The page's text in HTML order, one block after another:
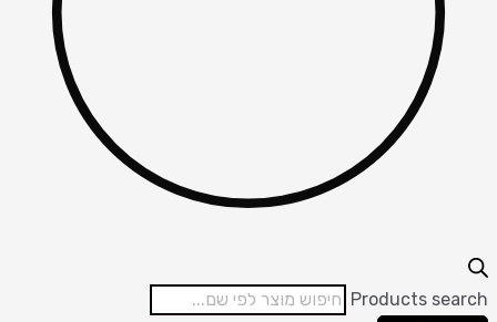
Products search